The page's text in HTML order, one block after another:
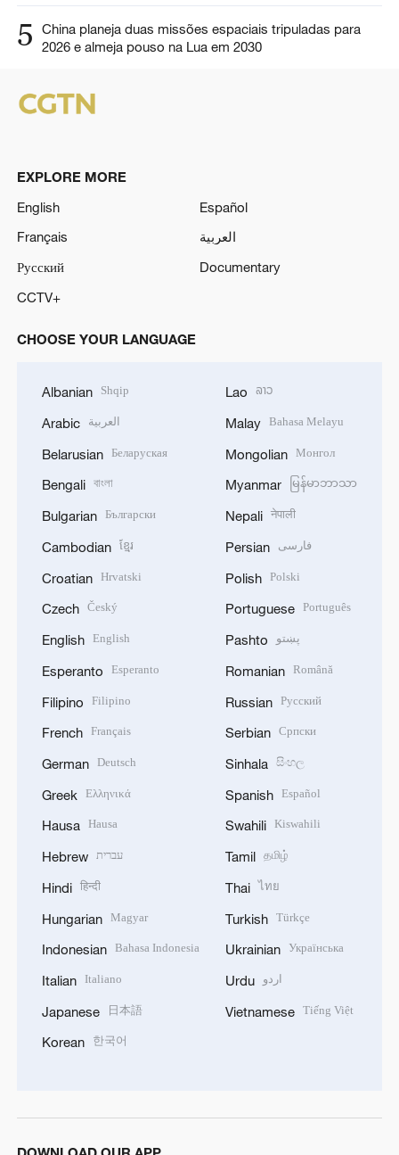
5
China planeja duas missões espaciais tripuladas para
2026 e almeja pouso na Lua em 2030
EXPLORE MORE
English
Español
Français
العربية
Русский
Documentary
CCTV+
CHOOSE YOUR LANGUAGE
Albanian Shqip
Arabic العربية
Belarusian Беларуская
Bengali বাংলা
Bulgarian Български
Cambodian ខ្មែរ
Croatian Hrvatski
Czech Český
English English
Esperanto Esperanto
Filipino Filipino
French Français
German Deutsch
Greek Ελληνικά
Hausa Hausa
Hebrew עברית
Hindi हिन्दी
Hungarian Magyar
Indonesian Bahasa Indonesia
Italian Italiano
Japanese 日本語
Korean 한국어
Lao ລາວ
Malay Bahasa Melayu
Mongolian Монгол
Myanmar မြန်မာဘာသာ
Nepali नेपाली
Persian فارسی
Polish Polski
Portuguese Português
Pashto پښتو
Romanian Română
Russian Русский
Serbian Српски
Sinhala සිංහල
Spanish Español
Swahili Kiswahili
Tamil தமிழ்
Thai ไทย
Turkish Türkçe
Ukrainian Українська
Urdu اردو
Vietnamese Tiếng Việt